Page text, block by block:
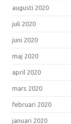
augusti 2020
juli 2020
juni 2020
maj 2020
april 2020
mars 2020
februari 2020
januari 2020